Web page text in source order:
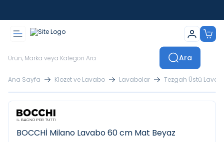
Ara
Ana Sayfa Klozet ve Lavabo Lavabolar Tezgah Üstü
BOCCHİ Milano Lavabo 60 cm Mat Beyaz